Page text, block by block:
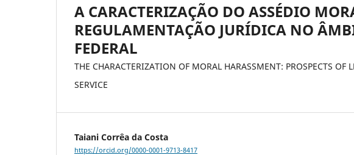
A CARACTERIZAÇÃO DO ASSÉDIO
REGULAMENTAÇÃO JURÍDICA NO
FEDERAL
THE CHARACTERIZATION OF MORAL HARASSMENT: PROSPECTS OF
SERVICE
Taiani Corrêa da Costa
https://orcid.org/0000-0001-9713-8417